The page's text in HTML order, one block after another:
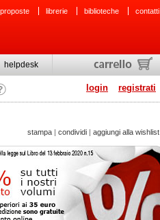
librerie biblioteche contatti
helpdesk
login registrati
stampa | condividi | aggiungi alla wishlist